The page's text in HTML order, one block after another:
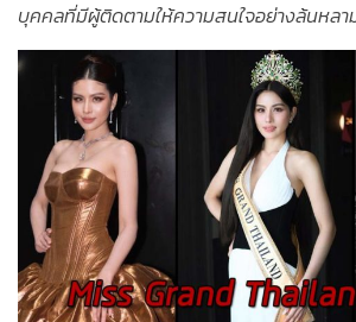
บุคคลที่มีผู้ติดตามให้ความสนใจอย่างล้นหล